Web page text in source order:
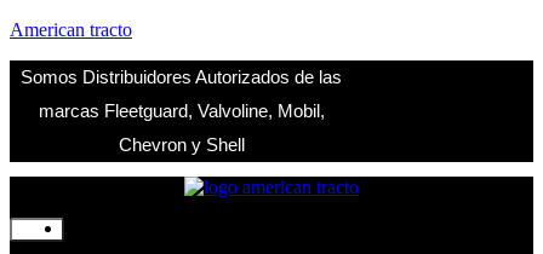
American tracto
Somos Distribuidores Autorizados de las
marcas Fleetguard, Valvoline, Mobil,
Chevron y Shell